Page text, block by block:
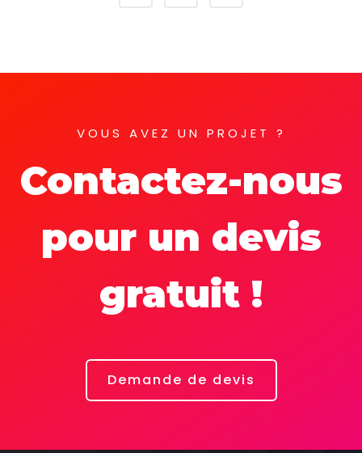
VOUS AVEZ UN PROJET ?
Contactez-nous
pour un devis
gratuit !
Demande de devis